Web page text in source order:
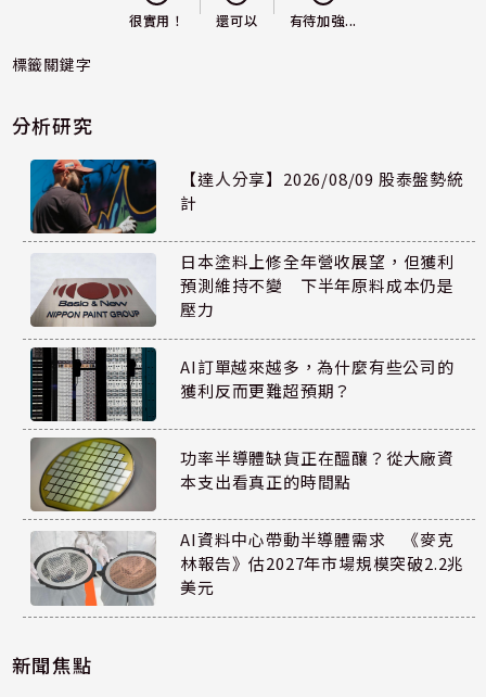
很實用！ 還可以 有待加強...
標籤關鍵字
分析研究
【達人分享】2026/08/09 股泰盤勢統
計
日本塗料上修全年營收展望，但獲利
預測維持不變 下半年原料成本仍是
壓力
AI訂單越來越多，為什麼有些公司的
獲利反而更難超預期？
功率半導體缺貨正在醞釀？從大廠資
本支出看真正的時間點
AI資料中心帶動半導體需求 《麥克
林報告》估2027年市場規模突破2.2兆
美元
新聞焦點